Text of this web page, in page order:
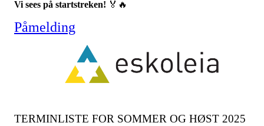
Vi sees på startstreken! 🏅🔥
Påmelding
TERMINLISTE FOR SOMMER OG HØST 2025